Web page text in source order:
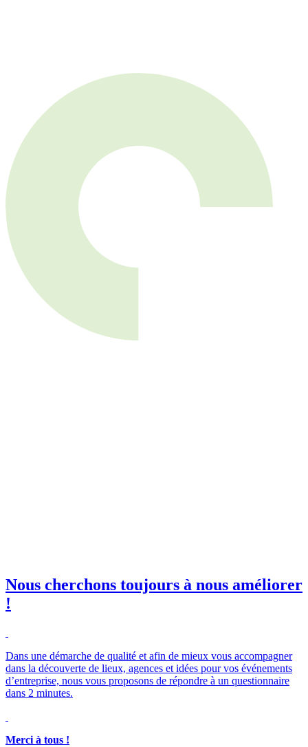
Nous cherchons toujours à nous améliorer
!
Merci à tous !